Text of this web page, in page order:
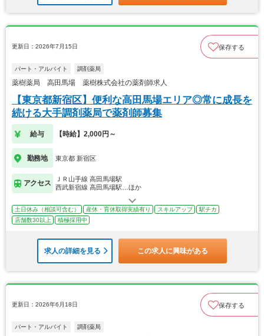
更新日：2026年7月15日 保存する
パート・アルバイト 調剤薬局
薬樹薬局 高田馬場 薬樹株式会社の薬剤師求人
【東京都新宿区】便利な高田馬場エリア◎常に成長を
続ける大手調剤薬局で薬剤師募集
給与 【時給】2,000円～
勤務地 東京都 新宿区
アクセス
ＪＲ山手線 高田馬場駅
西武新宿線 高田馬場駅…ほか
土日休み（相談可含む） 産休・育休取得実績有り スキルアップ
駅チカ
店舗数30以上
積極採用中
求人の詳細を見る この求人に興味がある
更新日：2026年6月18日 保存する
パート・アルバイト 調剤薬局